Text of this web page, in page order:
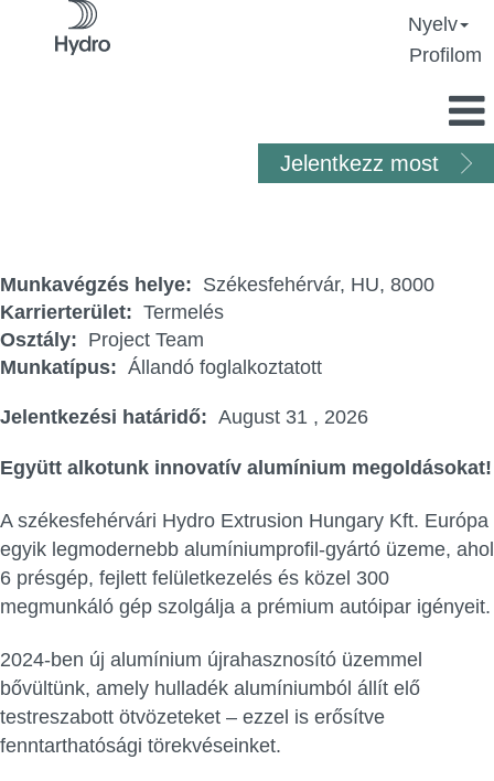
Nyelv
Profilom
Jelentkezz most
Munkavégzés helye: Székesfehérvár, HU, 8000
Karrierterület: Termelés
Osztály: Project Team
Munkatípus: Állandó foglalkoztatott
Jelentkezési határidő: August 31 , 2026
Együtt alkotunk innovatív alumínium megoldásokat!
A székesfehérvári Hydro Extrusion Hungary Kft. Európa
egyik legmodernebb alumíniumprofil-gyártó üzeme, ahol
6 présgép, fejlett felületkezelés és közel 300
megmunkáló gép szolgálja a prémium autóipar igényeit.
2024-ben új alumínium újrahasznosító üzemmel
bővültünk, amely hulladék alumíniumból állít elő
testreszabott ötvözeteket – ezzel is erősítve
fenntarthatósági törekvéseinket.